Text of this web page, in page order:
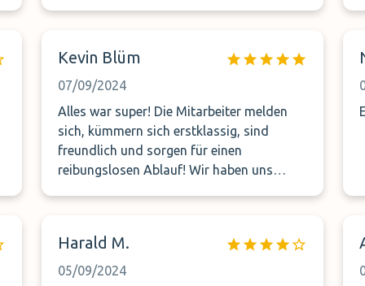
Kevin Blüm
07/09/2024
Alles war super! Die Mitarbeiter melden
sich, kümmern sich erstklassig, sind
freundlich und sorgen für einen
reibungslosen Ablauf! Wir haben uns
Harald M.
05/09/2024